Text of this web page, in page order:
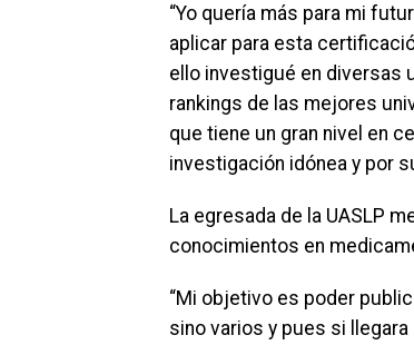
“Yo quería más para mi
aplicar para esta
ello investigué en diversas
rankings de las mejores
que tiene un gran nivel en
investigación idónea y por
La egresada de la UASLP
conocimientos en
“Mi objetivo es poder
sino varios y pues si